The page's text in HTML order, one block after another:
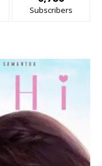
Subscribers